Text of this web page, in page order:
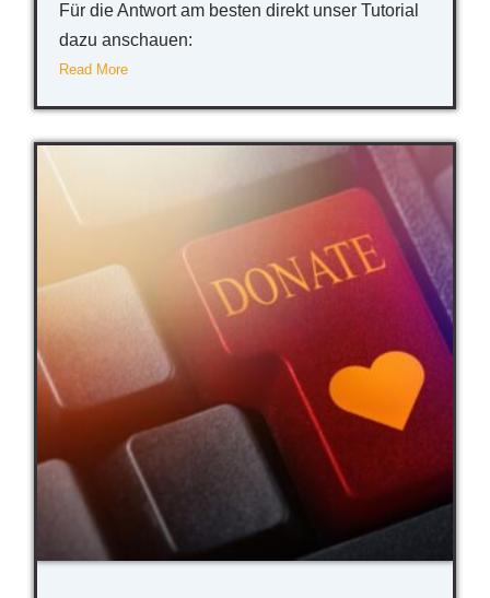
Für die Antwort am besten direkt unser Tutorial
dazu anschauen:
Read More